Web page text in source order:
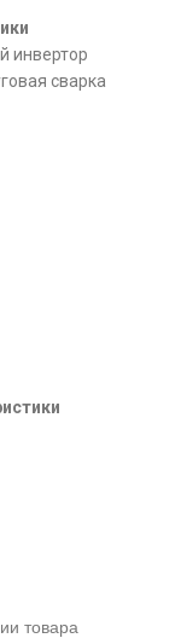
инвертор
сварка
товара